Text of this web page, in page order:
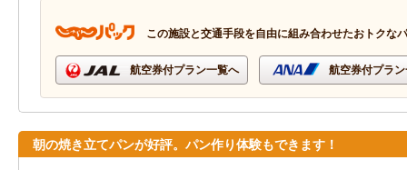
この施設と交通手段を自由に組み合わせたおトクな
航空券付プラン一覧へ 航空券付プラ
朝の焼き立てパンが好評。パン作り体験もできます！